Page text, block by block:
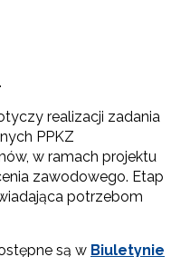
realizacji zadania
PPKZ
w ramach projektu
zawodowego. Etap
potrzebom
są w Biuletynie